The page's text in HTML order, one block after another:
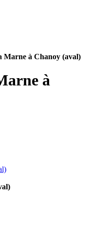
Marne à Chanoy (aval)
à